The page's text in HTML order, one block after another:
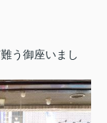
う御座いまし